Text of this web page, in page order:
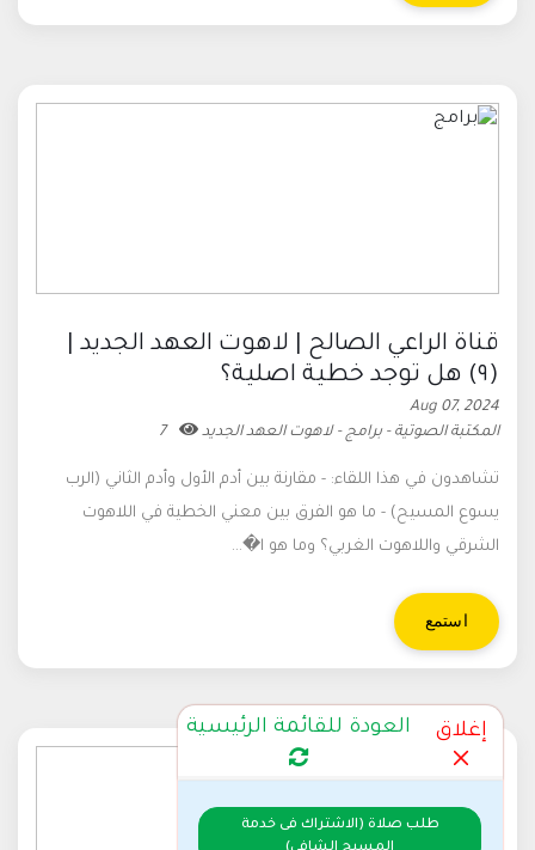
قناة الراعي الصالح | لاهوت العهد الجديد |
(٩) هل توجد خطية اصلية؟
Aug 07, 2024
المكتبة الصوتية - برامج - لاهوت العهد الجديد
7
تشاهدون في هذا اللقاء: - مقارنة بين أدم الأول وأدم الثاني (الرب
يسوع المسيح) - ما هو الفرق بين معني الخطية في اللاهوت
الشرقي واللاهوت الغربي؟ وما هو ا�...
استمع
إغلاق العودة للقائمة الرئيسية
طلب صلاة (الاشتراك فى خدمة